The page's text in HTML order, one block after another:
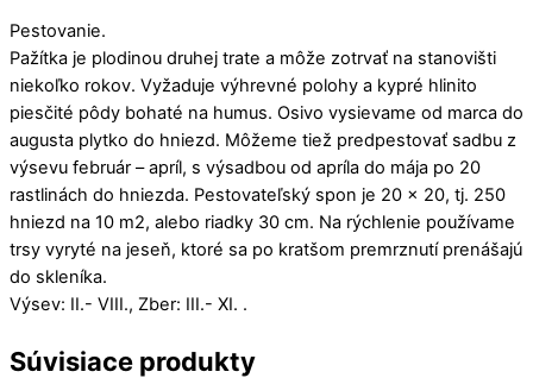
Pestovanie.
Pažítka je plodinou druhej trate a môže zotrvať na stanovišti
niekoľko rokov. Vyžaduje výhrevné polohy a kypré hlinito
piesčité pôdy bohaté na humus. Osivo vysievame od marca do
augusta plytko do hniezd. Môžeme tiež predpestovať sadbu z
výsevu február – apríl, s výsadbou od apríla do mája po 20
rastlinách do hniezda. Pestovateľský spon je 20 x 20, tj. 250
hniezd na 10 m2, alebo riadky 30 cm. Na rýchlenie používame
trsy vyryté na jeseň, ktoré sa po kratšom premrznutí prenášajú
do skleníka.
Výsev: II.- VIII., Zber: III.- XI. .
Súvisiace produkty